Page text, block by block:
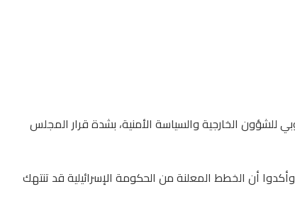
للشؤون الخارجية والسياسة الأمنية، بشدة قرار المجلس
أن الخطط المعلنة من الحكومة الإسرائيلية قد تنتهك